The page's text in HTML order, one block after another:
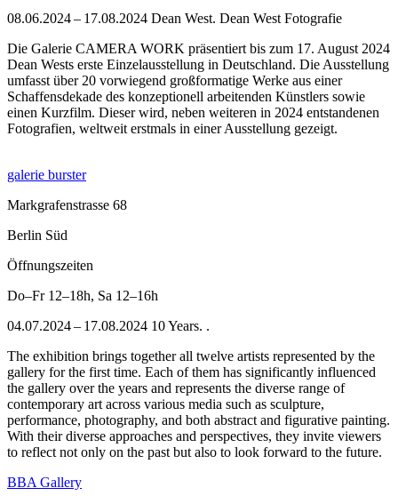
08.06.2024 – 17.08.2024 Dean West. Dean West Fotografie
Die Galerie CAMERA WORK präsentiert bis zum 17. August 2024
Dean Wests erste Einzelausstellung in Deutschland. Die Ausstellung
umfasst über 20 vorwiegend großformatige Werke aus einer
Schaffensdekade des konzeptionell arbeitenden Künstlers sowie
einen Kurzfilm. Dieser wird, neben weiteren in 2024 entstandenen
Fotografien, weltweit erstmals in einer Ausstellung gezeigt.
galerie burster
Markgrafenstrasse 68
Berlin Süd
Öffnungszeiten
Do–Fr 12–18h, Sa 12–16h
04.07.2024 – 17.08.2024 10 Years. .
The exhibition brings together all twelve artists represented by the
gallery for the first time. Each of them has significantly influenced
the gallery over the years and represents the diverse range of
contemporary art across various media such as sculpture,
performance, photography, and both abstract and figurative painting.
With their diverse approaches and perspectives, they invite viewers
to reflect not only on the past but also to look forward to the future.
BBA Gallery